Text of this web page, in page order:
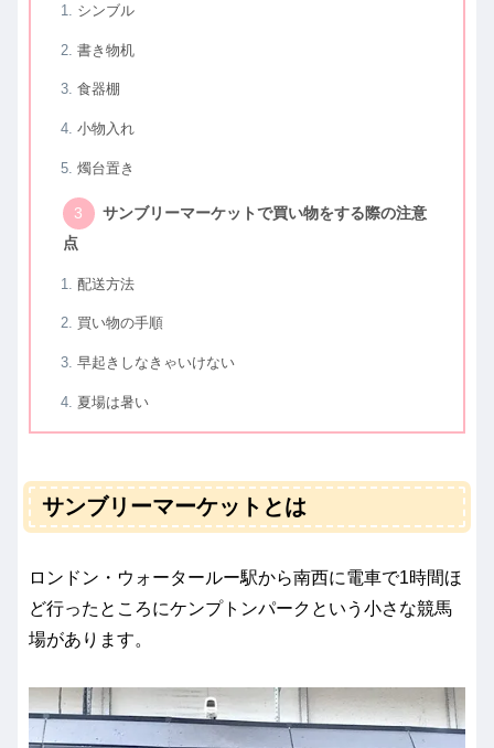
シンブル
書き物机
食器棚
小物入れ
燭台置き
サンブリーマーケットで買い物をする際の注意
点
配送方法
買い物の手順
早起きしなきゃいけない
夏場は暑い
サンブリーマーケットとは
ロンドン・ウォータールー駅から南西に電車で1時間ほ
ど行ったところにケンプトンパークという小さな競馬
場があります。